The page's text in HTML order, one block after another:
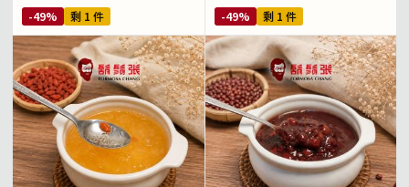
-49% 剩 1 件 -49% 剩 1 件